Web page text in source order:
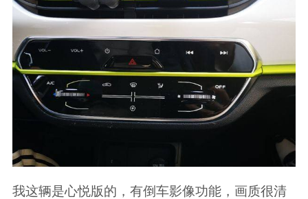
我这辆是心悦版的，有倒车影像功能，画质很清